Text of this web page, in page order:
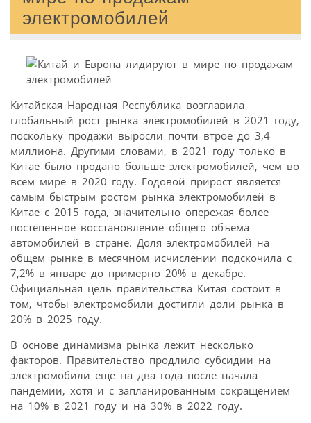
электромобилей
Китайская Народная Республика возглавила
глобальный рост рынка электромобилей в 2021 году,
поскольку продажи выросли почти втрое до 3,4
миллиона. Другими словами, в 2021 году только в
Китае было продано больше электромобилей, чем во
всем мире в 2020 году. Годовой прирост является
самым быстрым ростом рынка электромобилей в
Китае с 2015 года, значительно опережая более
постепенное восстановление общего объема
автомобилей в стране. Доля электромобилей на
общем рынке в месячном исчислении подскочила с
7,2% в январе до примерно 20% в декабре.
Официальная цель правительства Китая состоит в
том, чтобы электромобили достигли доли рынка в
20% в 2025 году.
В основе динамизма рынка лежит несколько
факторов. Правительство продлило субсидии на
электромобили еще на два года после начала
пандемии, хотя и с запланированным сокращением
на 10% в 2021 году и на 30% в 2022 году.